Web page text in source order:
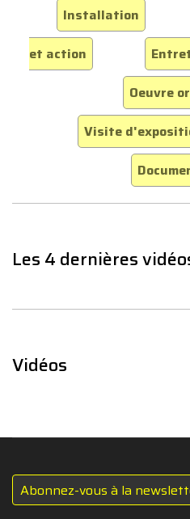
Installation
et action
Oeuvre
Visite
Les 4 dernières
Vidéos
Abonnez-vous à la